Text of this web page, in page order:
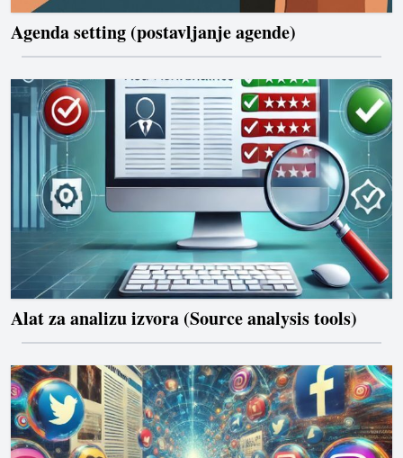
Agenda setting (postavljanje agende)
Alat za analizu izvora (Source analysis tools)